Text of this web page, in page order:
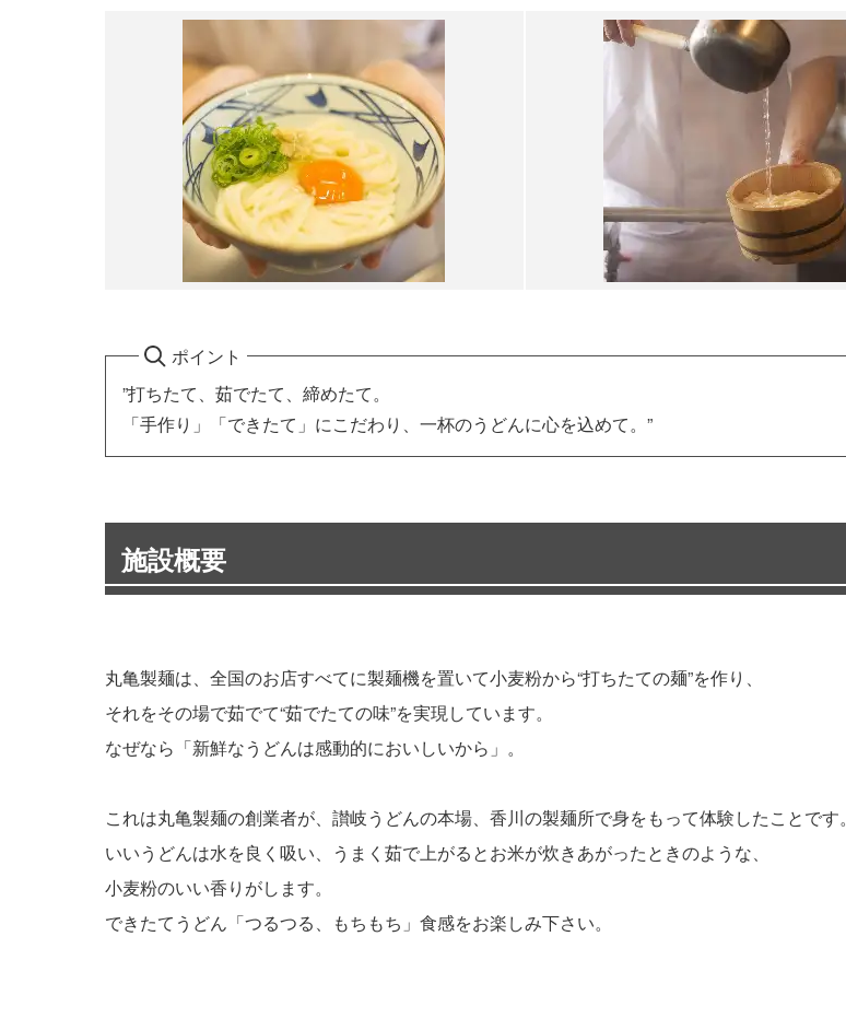
ポイント
”打ちたて、茹でたて、締めたて。
「手作り」「できたて」にこだわり、一杯のうどんに心を込めて。”
施設概要
丸亀製麺は、全国のお店すべてに製麺機を置いて小麦粉から“打ちたての麺”を作り、
それをその場で茹でて“茹でたての味”を実現しています。
なぜなら「新鮮なうどんは感動的においしいから」。
これは丸亀製麺の創業者が、讃岐うどんの本場、香川の製麺所で身をもって体験したことです。
いいうどんは水を良く吸い、うまく茹で上がるとお米が炊きあがったときのような、
小麦粉のいい香りがします。
できたてうどん「つるつる、もちもち」食感をお楽しみ下さい。